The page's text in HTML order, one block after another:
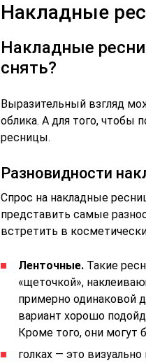
Накладные
Накладные
снять?
Выразительный взгляд
облика. А для того, чтобы
ресницы.
Разновидности
Спрос на накладные
представить самые
встретить в
Ленточные. Такие
«щеточкой»,
примерно одинаковой
вариант хорошо
Кроме того, они могут
голках — это